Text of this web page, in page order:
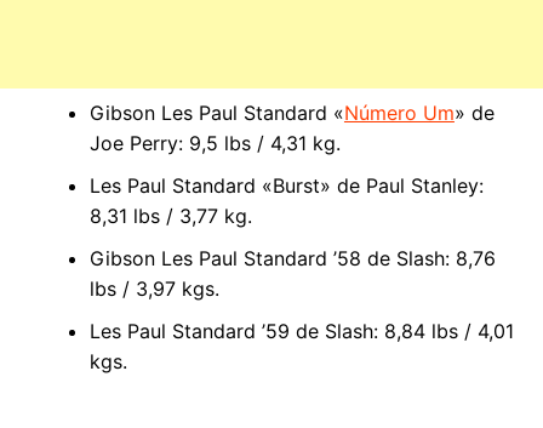
Gibson Les Paul Standard «Número Um» de
Joe Perry: 9,5 lbs / 4,31 kg.
Les Paul Standard «Burst» de Paul Stanley:
8,31 lbs / 3,77 kg.
Gibson Les Paul Standard ’58 de Slash: 8,76
lbs / 3,97 kgs.
Les Paul Standard ’59 de Slash: 8,84 lbs / 4,01
kgs.